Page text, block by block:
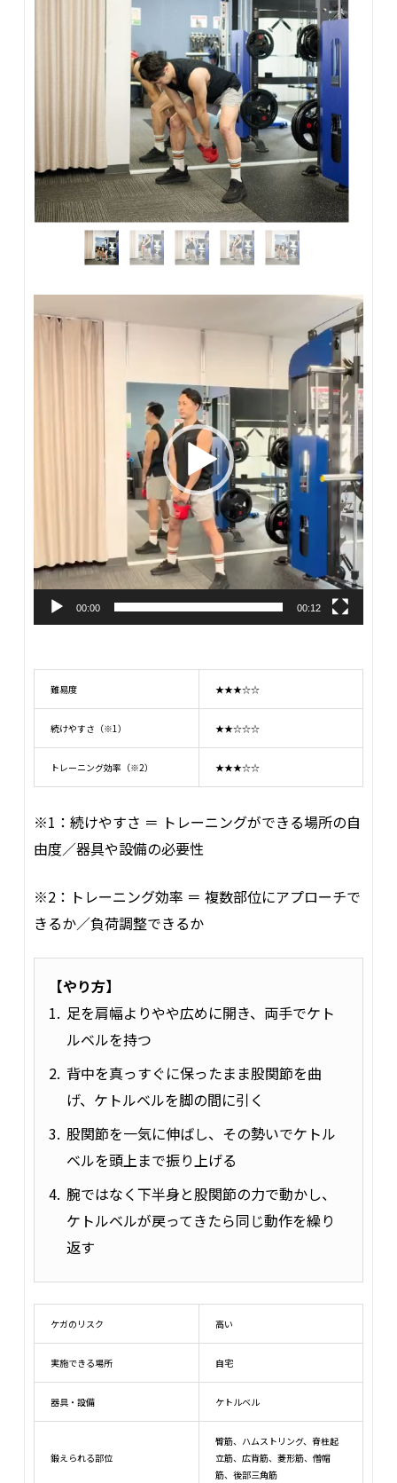
ケトルベルスイングはヒップヒンジ動作が重要で、腕ではな
く下半身の反動で振ることがポイントです。お尻やハムスト
リングスに効いている感覚があれば、正しく動作できている
可能性が高いでしょう。
まずはスピードよりもフォームを優先し、背中を丸めない意
識を持つことが大切です。
画
00:00 00:12
難易度 ★★★☆☆
続けやすさ（※1） ★★☆☆☆
トレーニング効率（※2） ★★★☆☆
※1：続けやすさ ＝ トレーニングができる場所の自
由度／器具や設備の必要性
※2：トレーニング効率 ＝ 複数部位にアプローチで
きるか／負荷調整できるか
【やり方】
足を肩幅よりやや広めに開き、両手でケト
ルベルを持つ
背中を真っすぐに保ったまま股関節を曲
げ、ケトルベルを脚の間に引く
股関節を一気に伸ばし、その勢いでケトル
ベルを頭上まで振り上げる
腕ではなく下半身と股関節の力で動かし、
ケトルベルが戻ってきたら同じ動作を繰り
返す
ケガのリスク 高い
実施できる場所 自宅
器具・設備 ケトルベル
鍛えられる部位
臀筋、ハムストリング、脊柱起
立筋、広背筋、菱形筋、僧帽
筋、後部三角筋